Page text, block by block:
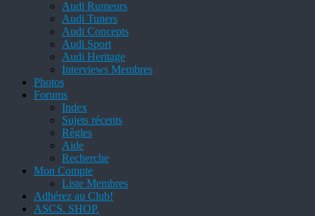
Audi Rumeurs
Audi Tuners
Audi Concepts
Audi Sport
Audi Heritage
Interviews Membres
Photos
Forums
Index
Sujets récents
Règles
Aide
Recherche
Mon Compte
Liste Membres
Adhérez au Club!
ASCS. SHOP.